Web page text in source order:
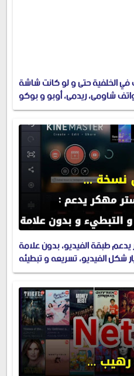
الخلفية حتى و لو كانت شاشة
شاومي، ريدمي، أوبو و بوكو
طبقة الفيديو، بدون علامة
شكل الفيديو، تسريعه و تبطيئه